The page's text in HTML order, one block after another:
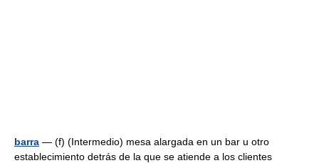
barra — (f) (Intermedio) mesa alargada en un bar u otro
establecimiento detrás de la que se atiende a los clientes